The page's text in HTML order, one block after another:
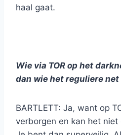
haal gaat.
Wie via TOR op het
dan wie het reguliere
BARTLETT: Ja, want op
verborgen en kan het